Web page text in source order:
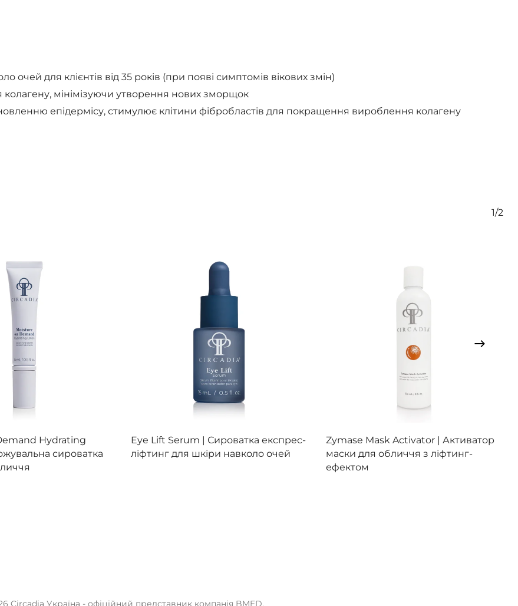
для клієнтів від 35 років (при появі симптомів вікових змін)
мінімізуючи утворення нових зморщок
епідермісу, стимулює клітини фібробластів для покращення вироблення колагену
1/2
кілька
Hydrating
сироватка
Переглянути
має
кілька
Eye Lift Serum | Сироватка експрес-
ліфтинг для шкіри навколо очей
Переглянути
Zymase Mask Activator | Активатор
маски для обличчя з ліфтинг-
ефектом
Circadia Україна - офіційний представник компанія BMED.